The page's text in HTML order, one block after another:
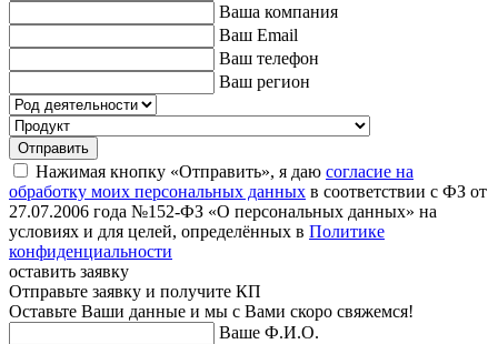
Ваша компания
Ваш Email
Ваш телефон
Ваш регион
Отправить
Нажимая кнопку «Отправить», я даю согласие на
обработку моих персональных данных в соответствии с ФЗ от
27.07.2006 года №152-ФЗ «О персональных данных» на
условиях и для целей, определённых в Политике
конфиденциальности
оставить заявку
Отправьте заявку и получите КП
Оставьте Ваши данные и мы с Вами скоро свяжемся!
Ваше Ф.И.О.